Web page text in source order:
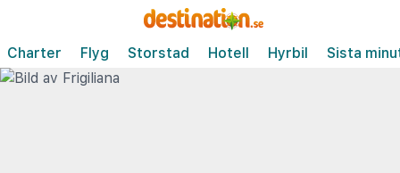
Charter Flyg Storstad Hotell Hyrbil Sista